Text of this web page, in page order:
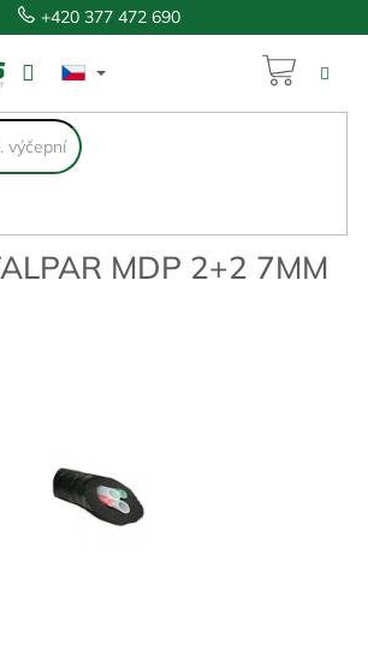
+420 377 472 690
MDP 2+2 7MM